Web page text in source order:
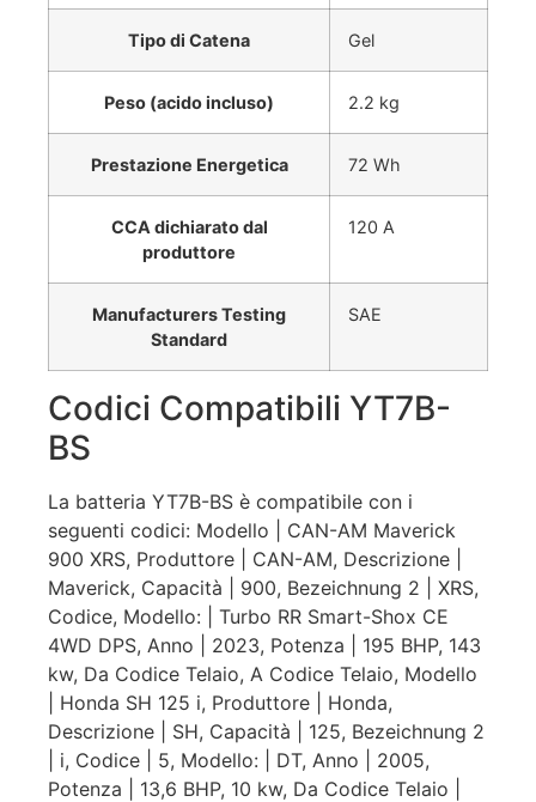
Tipo di Catena Gel
Peso (acido incluso) 2.2 kg
Prestazione Energetica 72 Wh
CCA dichiarato dal
produttore
120 A
Manufacturers Testing
Standard
SAE
Codici Compatibili YT7B-
BS
La batteria YT7B-BS è compatibile con i
seguenti codici: Modello | CAN-AM Maverick
900 XRS, Produttore | CAN-AM, Descrizione |
Maverick, Capacità | 900, Bezeichnung 2 | XRS,
Codice, Modello: | Turbo RR Smart-Shox CE
4WD DPS, Anno | 2023, Potenza | 195 BHP, 143
kw, Da Codice Telaio, A Codice Telaio, Modello
| Honda SH 125 i, Produttore | Honda,
Descrizione | SH, Capacità | 125, Bezeichnung 2
| i, Codice | 5, Modello: | DT, Anno | 2005,
Potenza | 13,6 BHP, 10 kw, Da Codice Telaio |